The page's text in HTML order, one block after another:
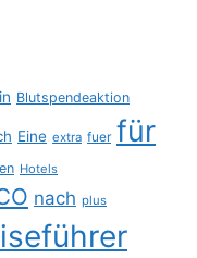
Blutspendeaktion
Eine extra fuer für
Hotels
nach plus